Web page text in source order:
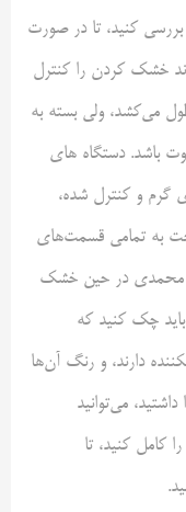
کنید، تا در صورت
خشک کردن را کنترل
بین 6 تا 12 ساعت طول می‌کشد، ولی بسته به
باشد. دستگاه های
و کنترل شده،
به تمامی قسمت‌های
محمدی در حین خشک
چک کنید که
دارند، و رنگ آن‌ها
می‌توانید
کامل کنید، تا